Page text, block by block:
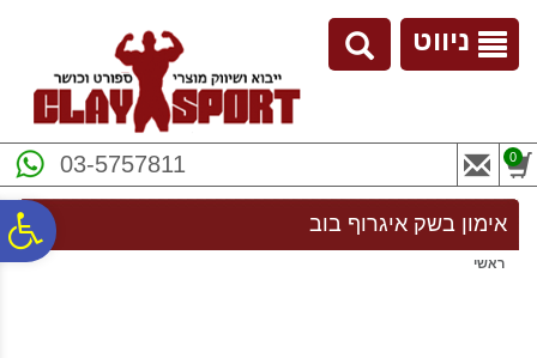
נגישות
ניווט
03-5757811 0
אימון בשק איגרוף בוב
ראשי